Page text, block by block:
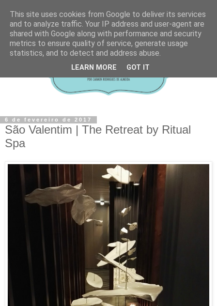
6 de fevereiro de 2017
São Valentim | The Retreat by Ritual
Spa
This site uses cookies from Google to deliver its services
and to analyze traffic. Your IP address and user-agent are
shared with Google along with performance and security
metrics to ensure quality of service, generate usage
statistics, and to detect and address abuse.
LEARN MORE GOT IT